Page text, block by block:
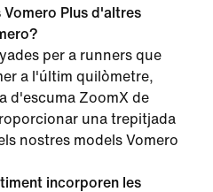
Vomero Plus d'altres
per a runners que
a l'últim quilòmetre,
d'escuma ZoomX de
una trepitjada
nostres models Vomero
incorporen les